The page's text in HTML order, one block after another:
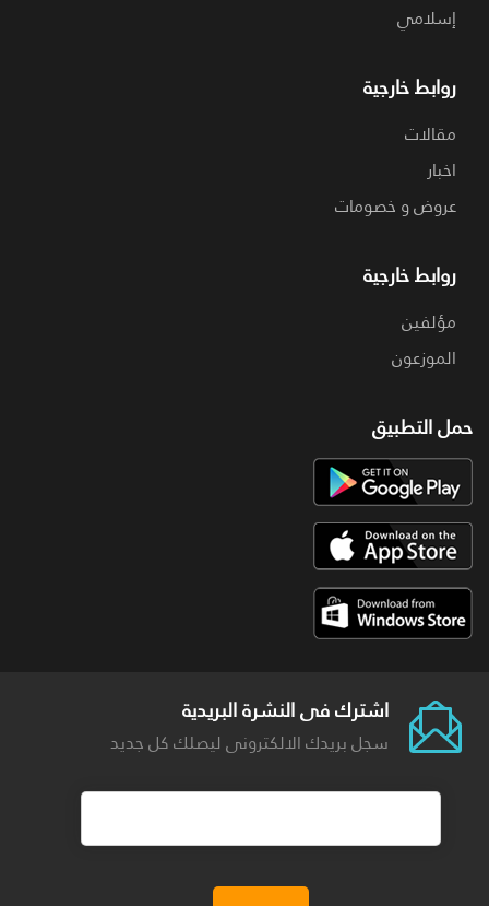
إسلامي
روابط خارجية
مقالات
اخبار
عروض و خصومات
روابط خارجية
مؤلفين
الموزعون
حمل التطبيق
اشترك فى النشرة البريدية
سجل بريدك الالكترونى ليصلك كل جديد